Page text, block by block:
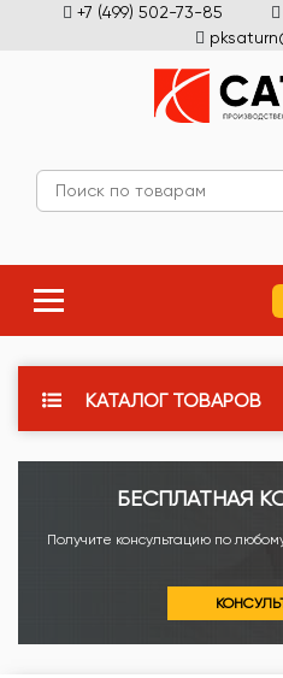
+7 (499) 502-73-85
КАТАЛОГ ТОВАРОВ
БЕСПЛАТНАЯ
Получите консультацию по